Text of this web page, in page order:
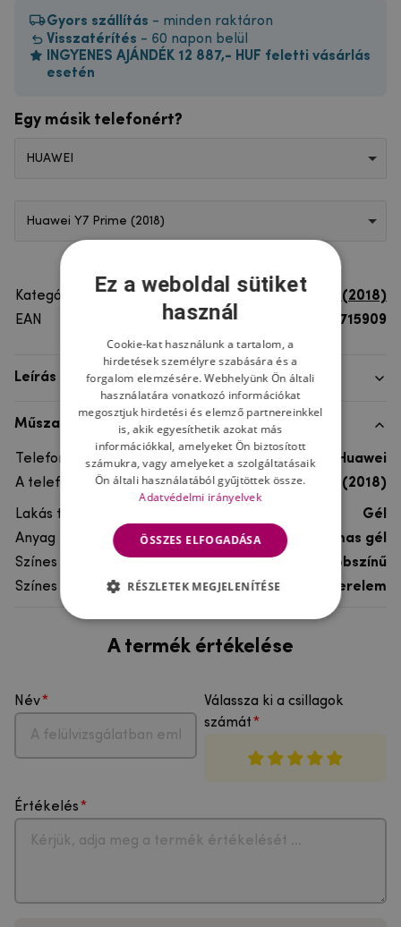
Gyors szállítás - minden raktáron
Visszatérítés - 60 napon belül
INGYENES AJÁNDÉK 12 887,- HUF feletti vásárlás
esetén
Egy másik telefonért?
HUAWEI
Huawei Y7 Prime (2018)
Kategória
Huawei Y7 Prime (2018)
EAN
8596579715909
Leírás
Műszaki adatok
Telefon márka
Huawei
A telefonmodellhez
Huawei Y7 Prime (2018)
Lakás típusa
Gél
Anyag
rugalmas gél
Színes
többszínű
Színes motívum
Szerelem
A termék értékelése
Név
Válassza ki a csillagok
számát
Értékelés
Ez a weboldal sütiket
használ
Cookie-kat használunk a tartalom, a
hirdetések személyre szabására és a
forgalom elemzésére. Webhelyünk Ön általi
használatára vonatkozó információkat
megosztjuk hirdetési és elemző partnereinkkel
is, akik egyesíthetik azokat más
információkkal, amelyeket Ön biztosított
számukra, vagy amelyeket a szolgáltatásaik
Ön általi használatából gyűjtöttek össze.
Adatvédelmi irányelvek
ÖSSZES ELFOGADÁSA
RÉSZLETEK MEGJELENÍTÉSE